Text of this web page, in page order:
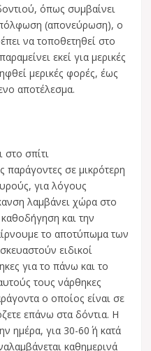
όπως συμβαίνει
(απονεύρωση), ο
να τοποθετηθεί στο
εκεί για μερικές
μερικές φορές, έως
αποτέλεσμα.
στο σπίτι
παράγοντες σε μικρότερη
για λόγους
λαμβάνει χώρα στο
και την
το αποτύπωμα των
ειδικοί
για το πάνω και το
τους νάρθηκες
ο οποίος είναι σε
επάνω στα δόντια. Η
ημέρα, για 30-60΄ ή κατά
καθημερινά